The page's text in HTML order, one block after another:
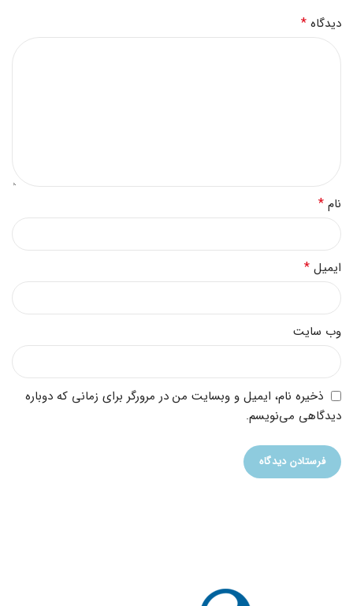
دیدگاه *
نام *
ایمیل *
وب‌ سایت
ذخیره نام، ایمیل و وبسایت من در مرورگر برای زمانی که دوباره
دیدگاهی می‌نویسم.